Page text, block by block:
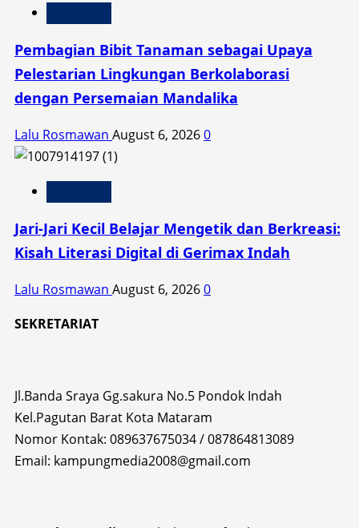
Pembagian Bibit Tanaman sebagai Upaya
Pelestarian Lingkungan Berkolaborasi
dengan Persemaian Mandalika
Lalu Rosmawan August 6, 20260
Jari-Jari Kecil Belajar Mengetik dan Berkreasi:
Kisah Literasi Digital di Gerimax Indah
Lalu Rosmawan August 6, 20260
SEKRETARIAT
Jl.Banda Sraya Gg.sakura No.5 Pondok Indah
Kel.Pagutan Barat Kota Mataram
Nomor Kontak: 089637675034 / 087864813089
Email: kampungmedia2008@gmail.com